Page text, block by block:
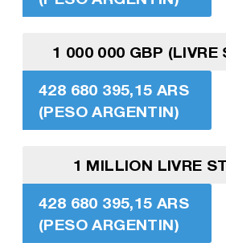
1 000 000 GBP (LIVRE
428 680 395,15 ARS
(PESO ARGENTIN)
1 MILLION LIVRE
428 680 395,15 ARS
(PESO ARGENTIN)